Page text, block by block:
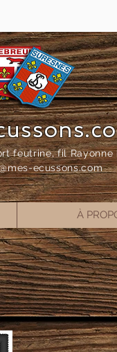
feutrine, fil Rayonne
ecussons.com
À